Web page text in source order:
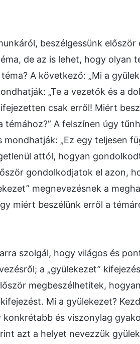
beszélgessünk először
de az is lehet, hogy olyan
A következő: „Mi a
„Te a vezetők és a
csak erről! Miért
témához?” A felszínen úgy
„Ez egy teljesen
attól, hogyan
gondolkodjatok el azon,
megnevezésnek a
miért beszélünk erről a
szolgál, hogy világos és
a „gyülekezet”
megbeszélhetitek, hogyan
Mi a gyülekezet?
és viszonylag
azt a helyet nevezzük